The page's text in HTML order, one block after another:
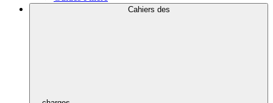
Cahiers des